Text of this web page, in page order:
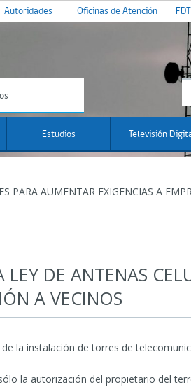
Autoridades Oficinas de Atención FDT
Estudios Televisión
PARA AUMENTAR EXIGENCIAS A
DE ANTENAS
A VECINOS
la instalación de torres de
la autorización del propietario del